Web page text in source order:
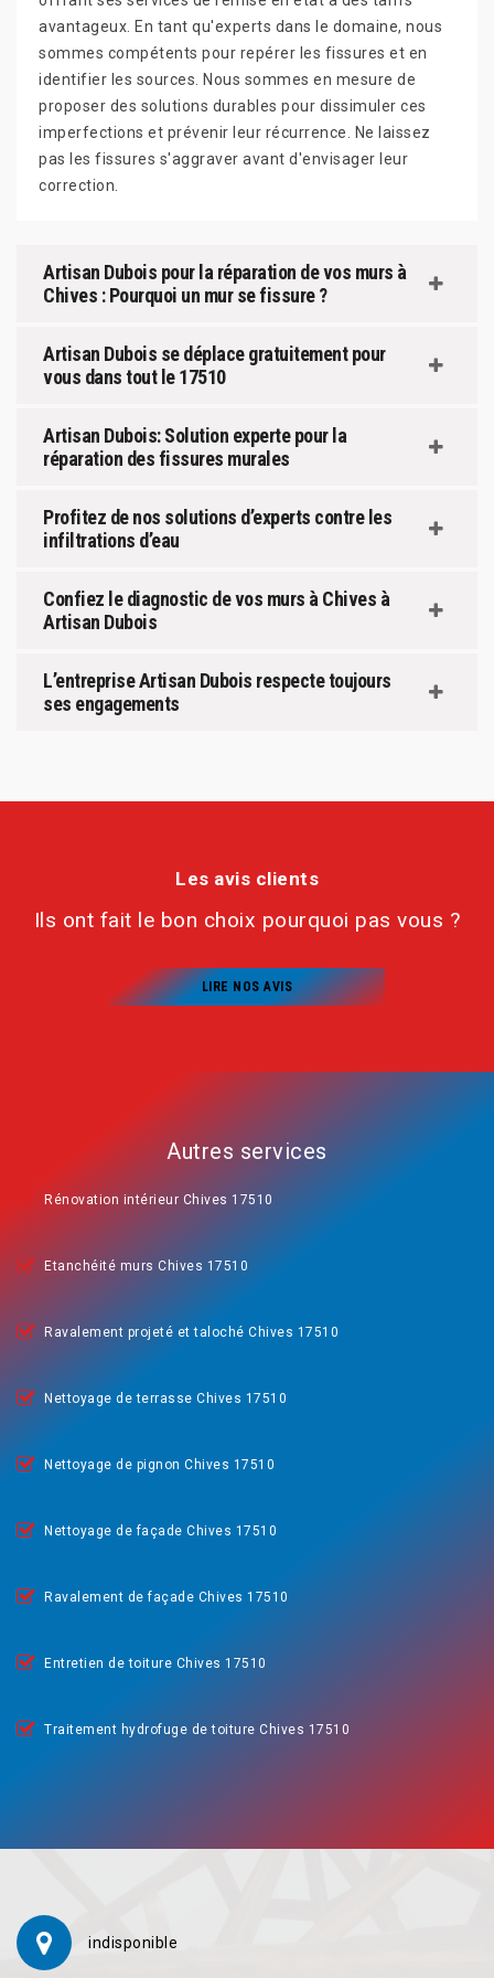
avantageux. En tant qu'experts dans le domaine, nous
sommes compétents pour repérer les fissures et en
identifier les sources. Nous sommes en mesure de
proposer des solutions durables pour dissimuler ces
imperfections et prévenir leur récurrence. Ne laissez
pas les fissures s'aggraver avant d'envisager leur
correction.
Artisan Dubois pour la réparation de vos murs à
Chives : Pourquoi un mur se fissure ?
Artisan Dubois se déplace gratuitement pour
vous dans tout le 17510
Artisan Dubois: Solution experte pour la
réparation des fissures murales
Profitez de nos solutions d’experts contre les
infiltrations d’eau
Confiez le diagnostic de vos murs à Chives à
Artisan Dubois
L’entreprise Artisan Dubois respecte toujours
ses engagements
Les avis clients
Ils ont fait le bon choix pourquoi pas vous ?
LIRE NOS AVIS
Autres services
Rénovation intérieur Chives 17510
Etanchéité murs Chives 17510
Ravalement projeté et taloché Chives 17510
Nettoyage de terrasse Chives 17510
Nettoyage de pignon Chives 17510
Nettoyage de façade Chives 17510
Ravalement de façade Chives 17510
Entretien de toiture Chives 17510
Traitement hydrofuge de toiture Chives 17510
indisponible